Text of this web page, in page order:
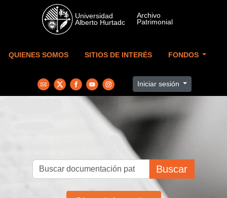
Skip to main content
QUIENES SOMOS SITIOS DE INTERÉS FONDOS
Iniciar sesión
Buscar